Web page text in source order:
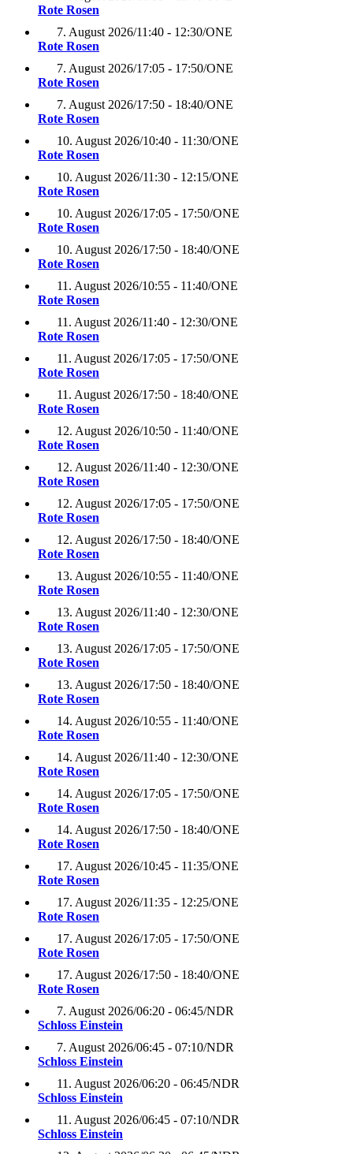
Rote Rosen
7. August 2026/11:40 - 12:30/ONE
Rote Rosen
7. August 2026/17:05 - 17:50/ONE
Rote Rosen
7. August 2026/17:50 - 18:40/ONE
Rote Rosen
10. August 2026/10:40 - 11:30/ONE
Rote Rosen
10. August 2026/11:30 - 12:15/ONE
Rote Rosen
10. August 2026/17:05 - 17:50/ONE
Rote Rosen
10. August 2026/17:50 - 18:40/ONE
Rote Rosen
11. August 2026/10:55 - 11:40/ONE
Rote Rosen
11. August 2026/11:40 - 12:30/ONE
Rote Rosen
11. August 2026/17:05 - 17:50/ONE
Rote Rosen
11. August 2026/17:50 - 18:40/ONE
Rote Rosen
12. August 2026/10:50 - 11:40/ONE
Rote Rosen
12. August 2026/11:40 - 12:30/ONE
Rote Rosen
12. August 2026/17:05 - 17:50/ONE
Rote Rosen
12. August 2026/17:50 - 18:40/ONE
Rote Rosen
13. August 2026/10:55 - 11:40/ONE
Rote Rosen
13. August 2026/11:40 - 12:30/ONE
Rote Rosen
13. August 2026/17:05 - 17:50/ONE
Rote Rosen
13. August 2026/17:50 - 18:40/ONE
Rote Rosen
14. August 2026/10:55 - 11:40/ONE
Rote Rosen
14. August 2026/11:40 - 12:30/ONE
Rote Rosen
14. August 2026/17:05 - 17:50/ONE
Rote Rosen
14. August 2026/17:50 - 18:40/ONE
Rote Rosen
17. August 2026/10:45 - 11:35/ONE
Rote Rosen
17. August 2026/11:35 - 12:25/ONE
Rote Rosen
17. August 2026/17:05 - 17:50/ONE
Rote Rosen
17. August 2026/17:50 - 18:40/ONE
Rote Rosen
7. August 2026/06:20 - 06:45/NDR
Schloss Einstein
7. August 2026/06:45 - 07:10/NDR
Schloss Einstein
11. August 2026/06:20 - 06:45/NDR
Schloss Einstein
11. August 2026/06:45 - 07:10/NDR
Schloss Einstein